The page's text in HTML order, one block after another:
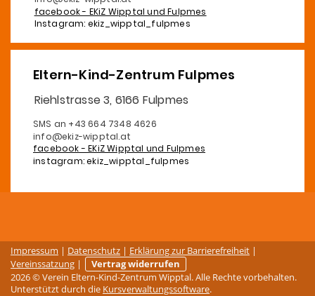
facebook - EKiZ Wipptal und Fulpmes
Instagram: ekiz_wipptal_fulpmes
Eltern-Kind-Zentrum Fulpmes
Riehlstrasse 3, 6166 Fulpmes
SMS an +43 664 7348 4626
info@ekiz-wipptal.at
facebook - EKiZ Wipptal und Fulpmes
instagram: ekiz_wipptal_fulpmes
Impressum | Datenschutz | Erklärung zur Barrierefreiheit |
Vereinssatzung |
Vertrag widerrufen
2026 © Verein Eltern-Kind-Zentrum Wipptal. Alle Rechte vorbehalten.
Unterstützt durch die Kursverwaltungssoftware.